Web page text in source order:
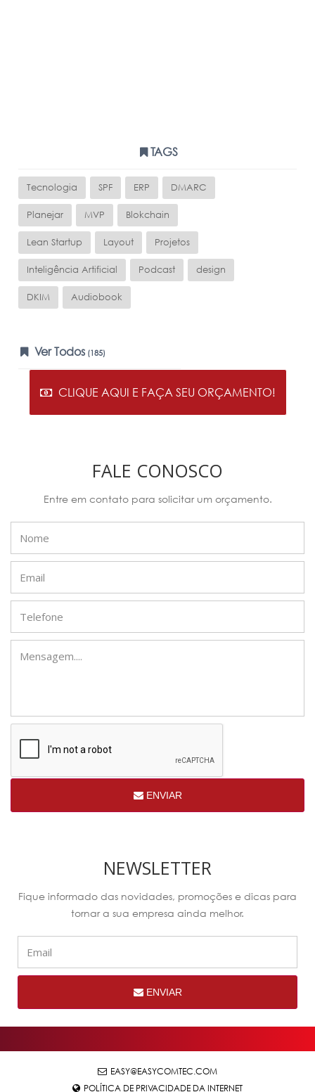
TAGS
Tecnologia SPF ERP DMARC
Planejar MVP Blokchain
Lean Startup Layout Projetos
Inteligência Artificial Podcast design
DKIM Audiobook
Ver Todos (185)
CLIQUE AQUI E FAÇA SEU ORÇAMENTO!
FALE CONOSCO
Entre em contato para solicitar um orçamento.
ENVIAR
NEWSLETTER
Fique informado das novidades, promoções e dicas para
tornar a sua empresa ainda melhor.
ENVIAR
EASY@EASYCOMTEC.COM
POLÍTICA DE PRIVACIDADE DA INTERNET